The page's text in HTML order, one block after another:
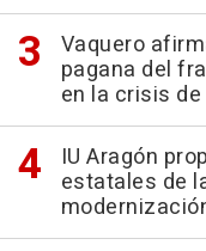
Vaquero
pagana del
en la crisis
IU Aragón
estatales de